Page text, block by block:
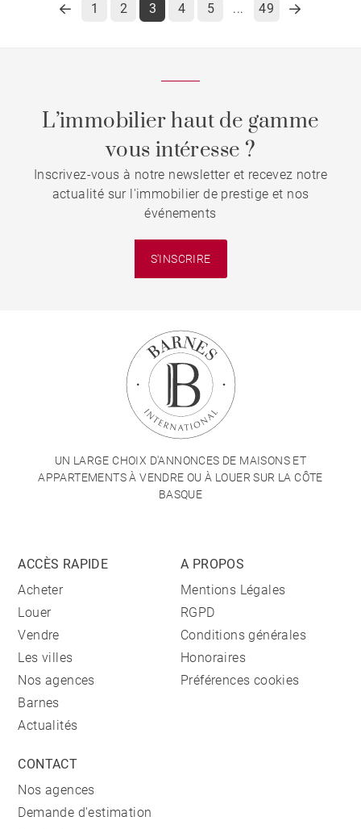
1 2 3 4 5 ... 49
L’immobilier haut de gamme
vous intéresse ?
Inscrivez-vous à notre newsletter et recevez notre
actualité sur l'immobilier de prestige et nos
événements
S'INSCRIRE
UN LARGE CHOIX D'ANNONCES DE MAISONS ET
APPARTEMENTS À VENDRE OU À LOUER SUR LA CÔTE
BASQUE
ACCÈS RAPIDE
Acheter
Louer
Vendre
Les villes
Nos agences
Barnes
Actualités
A PROPOS
Mentions Légales
RGPD
Conditions générales
Honoraires
Préférences cookies
CONTACT
Nos agences
Demande d'estimation